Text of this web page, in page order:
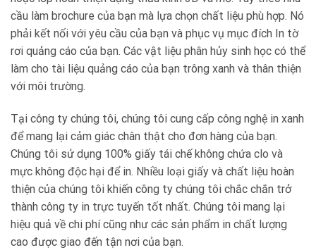
cầu làm brochure của bạn mà lựa chọn chất liệu phù hợp. Nó
phải kết nối với yêu cầu của bạn và phục vụ mục đích In tờ
rơi quảng cáo của bạn. Các vật liệu phân hủy sinh học có thể
làm cho tài liệu quảng cáo của bạn trông xanh và thân thiện
với môi trường.
Tại công ty chúng tôi, chúng tôi cung cấp công nghệ in xanh
để mang lại cảm giác chân thật cho đơn hàng của bạn.
Chúng tôi sử dụng 100% giấy tái chế không chứa clo và
mực không độc hại để in. Nhiều loại giấy và chất liệu hoàn
thiện của chúng tôi khiến công ty chúng tôi chắc chắn trở
thành công ty in trực tuyến tốt nhất. Chúng tôi mang lại
hiệu quả về chi phí cũng như các sản phẩm in chất lượng
cao được giao đến tận nơi của bạn.